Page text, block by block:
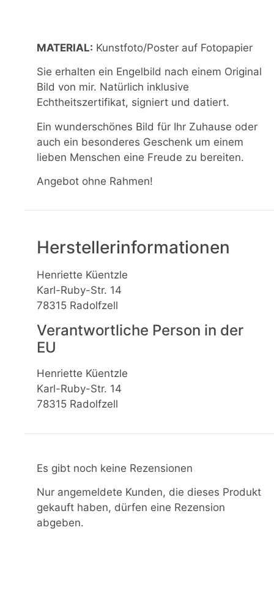
MATERIAL: Kunstfoto/Poster auf Fotopapier
Sie erhalten ein Engelbild nach einem Original
Bild von mir. Natürlich inklusive
Echtheitszertifikat, signiert und datiert.
Ein wunderschönes Bild für Ihr Zuhause oder
auch ein besonderes Geschenk um einem
lieben Menschen eine Freude zu bereiten.
Angebot ohne Rahmen!
Herstellerinformationen
Henriette Küentzle
Karl-Ruby-Str. 14
78315 Radolfzell
Verantwortliche Person in der
EU
Henriette Küentzle
Karl-Ruby-Str. 14
78315 Radolfzell
Es gibt noch keine Rezensionen
Nur angemeldete Kunden, die dieses Produkt
gekauft haben, dürfen eine Rezension
abgeben.